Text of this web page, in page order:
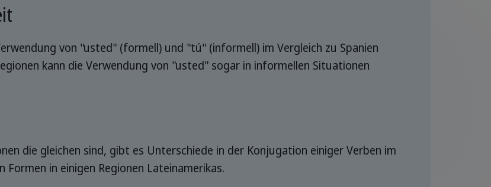
von "usted" (formell) und "tú" (informell) im Vergleich zu Spanien
kann die Verwendung von "usted" sogar in informellen Situationen
die gleichen sind, gibt es Unterschiede in der Konjugation einiger Verben im
in einigen Regionen Lateinamerikas.